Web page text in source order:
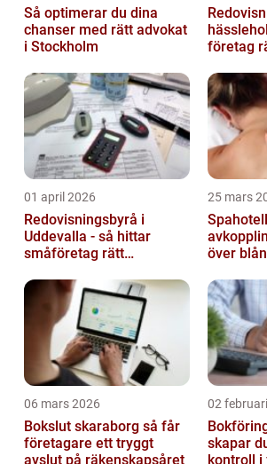
Så optimerar du dina
chanser med rätt advokat
i Stockholm
hässleholm så
företag
01 april 2026
Redovisningsbyrå i
Uddevalla - så hittar
småföretag rätt
25 mars
över
06 mars 2026
Bokslut skaraborg så får
företagare ett tryggt
avslut på räkenskapsåret
02
Bokföring
skapar
kontroll